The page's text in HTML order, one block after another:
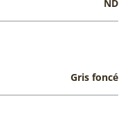
ND
Gris foncé